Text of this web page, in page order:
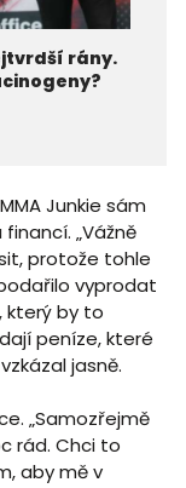
rány.
Junkie sám
„Vážně
protože tohle
vyprodat
který by to
peníze, které
jasně.
„Samozřejmě
rád. Chci to
aby mě v